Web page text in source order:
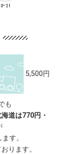
5,500円
も
道は770円・
す。
ります。